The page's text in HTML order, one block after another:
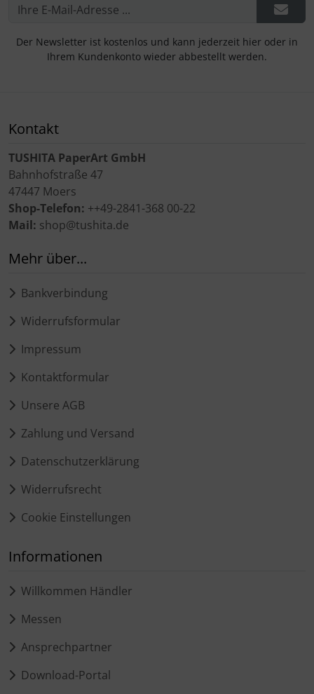
Der Newsletter ist kostenlos und kann jederzeit hier oder in
Ihrem Kundenkonto wieder abbestellt werden.
Kontakt
TUSHITA PaperArt GmbH
Bahnhofstraße 47
47447 Moers
Shop-Telefon: ++49-2841-368 00-22
Mail: shop@tushita.de
Mehr über...
Bankverbindung
Widerrufsformular
Impressum
Kontaktformular
Unsere AGB
Zahlung und Versand
Datenschutzerklärung
Widerrufsrecht
Cookie Einstellungen
Informationen
Willkommen Händler
Messen
Ansprechpartner
Download-Portal